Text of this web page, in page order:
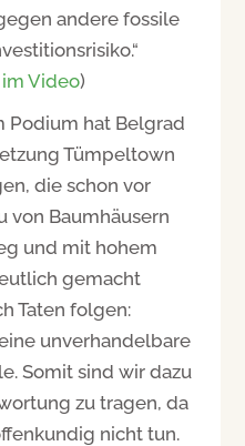
andere fossile
Video)
Podium hat Belgrad
Tümpeltown
die schon vor
von Baumhäusern
und mit hohem
gemacht
Taten folgen:
unverhandelbare
Somit sind wir dazu
zu tragen, da
nicht tun.